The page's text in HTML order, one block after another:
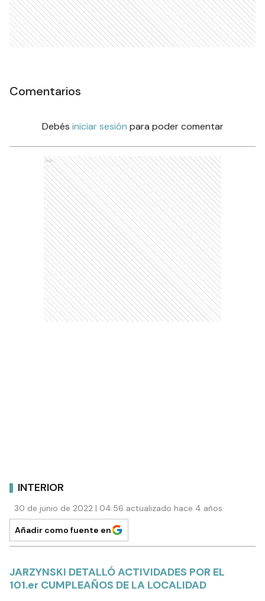
Comentarios
Debés iniciar sesión para poder comentar
Ads
INTERIOR
30 de junio de 2022 | 04:56 actualizado hace 4 años
Añadir como fuente en
JARZYNSKI DETALLÓ ACTIVIDADES POR EL
101.er CUMPLEAÑOS DE LA LOCALIDAD